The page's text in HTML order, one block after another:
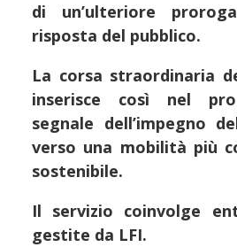
di un’ulteriore
risposta del pubblico.
La corsa straordinaria
inserisce così nel
segnale dell’impegno
verso una mobilità più
sostenibile.
Il servizio coinvolge
gestite da LFI.